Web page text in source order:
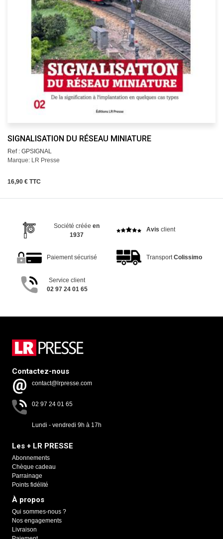
SIGNALISATION DU RÉSEAU MINIATURE
Ref : GPSIGNAL
Marque: LR Presse
16,90 € TTC
Société créée en
1937
Avis client
Paiement sécurisé TransportColissimo
Service client
02 97 24 01 65
Contactez-nous
contact@lrpresse.com
02 97 24 01 65
Lundi - vendredi 9h à 17h
Les + LR PRESSE
Abonnements
Chèque cadeau
Parrainage
Points fidélité
À propos
Qui sommes-nous ?
Nos engagements
Livraison